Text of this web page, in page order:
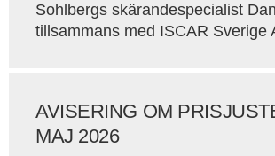
Sohlbergs skärandespecialist
tillsammans med ISCAR Sverige
AVISERING OM
MAJ 2026